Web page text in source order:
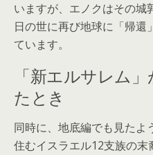
いますが、エノクはその城
日の世に再び地球に「帰
ています。
「新エルサレム
たとき
同時に、地底編でも見たよ
住むイスラエル12支族の